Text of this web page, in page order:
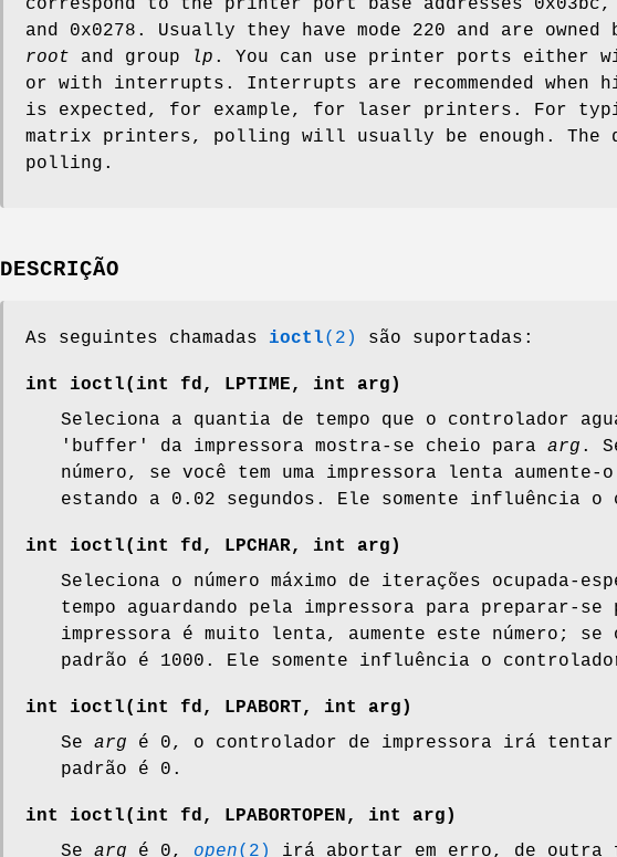
and 0x0278. Usually they have mode 220 and are owned
root and group lp . You can use printer ports either
or with interrupts. Interrupts are recommended when
is expected, for example, for laser printers. For
matrix printers, polling will usually be enough. The
polling.
DESCRIÇÃO
As seguintes chamadas ioctl(2) são suportadas:
int ioctl(int fd, LPTIME, int arg )
Seleciona a quantia de tempo que o controlador
'buffer' da impressora mostra-se cheio para arg .
número, se você tem uma impressora lenta
estando a 0.02 segundos. Ele somente influência
int ioctl(int fd, LPCHAR, int arg )
Seleciona o número máximo de iterações
tempo aguardando pela impressora para preparar-
impressora é muito lenta, aumente este número;
padrão é 1000. Ele somente influência o
int ioctl(int fd, LPABORT, int arg )
Se arg é 0, o controlador de impressora irá
padrão é 0.
int ioctl(int fd, LPABORTOPEN, int arg )
Se arg é 0, open(2)
irá abortar em erro, de outra